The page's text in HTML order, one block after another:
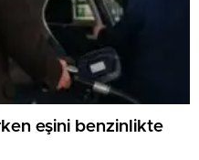
eşini benzinlikte